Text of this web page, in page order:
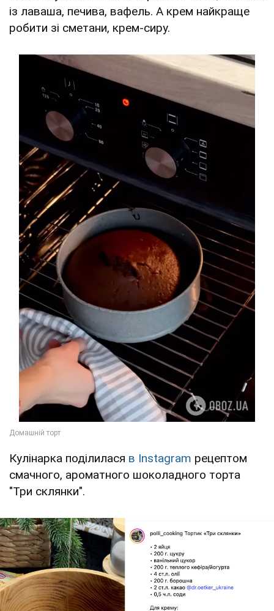
із лаваша, печива, вафель. А крем найкраще
робити зі сметани, крем-сиру.
Кулінарка поділилася в Instagram рецептом
смачного, ароматного шоколадного торта
"Три склянки".